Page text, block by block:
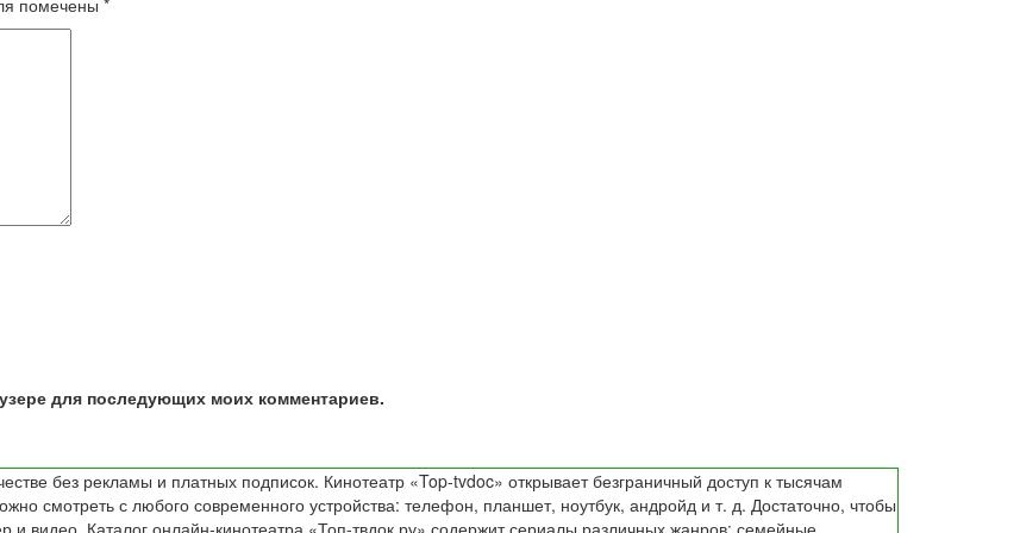
помечены *
для последующих моих комментариев.
без рекламы и платных подписок. Кинотеатр «Top-tvdoc» открывает безграничный доступ к тысячам
смотреть с любого современного устройства: телефон, планшет, ноутбук, андройд и т. д. Достаточно, чтобы